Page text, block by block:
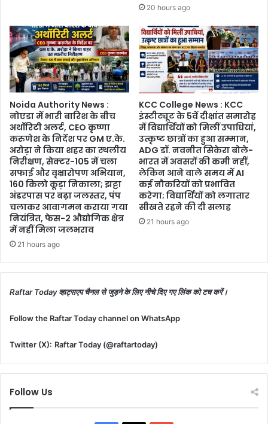
आरोपी
मित्र
हिरासत
में,
1.5
रुपये
के
गहनों
की
चर्चा
20 hours ago
Noida Authority News :
नोएडा में भारी बारिश के बीच
अथॉरिटी अलर्ट, CEO कृष्णा
करुणेश के निर्देश पर GM ए.के.
अरोड़ा ने किया शहर का स्थलीय
निरीक्षण, सेक्टर-105 में चला
सफाई और वृक्षारोपण अभियान,
160 किलो कूड़ा निकाला; झट्टा
अंडरपास पर बढ़ा जलस्तर, पंप
चलाकर आवागमन कराया गया
नियंत्रित, फेस-2 औद्योगिक क्षेत्र
में नहीं मिला जलभराव
21 hours ago
KCC College News : KCC
इंस्टीट्यूट के 5वें दीक्षांत समारोह
में विद्यार्थियों को मिलीं उपाधियां,
उत्कृष्ट छात्रों का हुआ सम्मान,
ADG डॉ. नवनीत सिकेरा बोले-
भारत में अवसरों की कमी नहीं,
लेकिन आने वाले समय में AI
कई नौकरियों को प्रभावित
करेगा; विद्यार्थियों को लगातार
सीखते रहने की दी सलाह
21 hours ago
Raftar Today व्हाट्सएप चैनल से जुड़ने के लिए नीचे दिए गए लिंक को टच करें।
Follow the Raftar Today channel on WhatsApp
Twitter (X): Raftar Today (@raftartoday)
Follow Us